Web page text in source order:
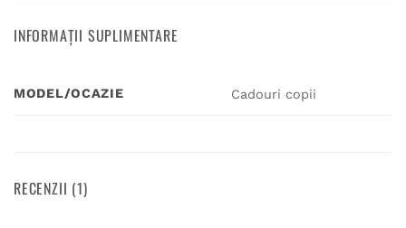
INFORMAȚII SUPLIMENTARE
MODEL/OCAZIE Cadouri copii
RECENZII (1)